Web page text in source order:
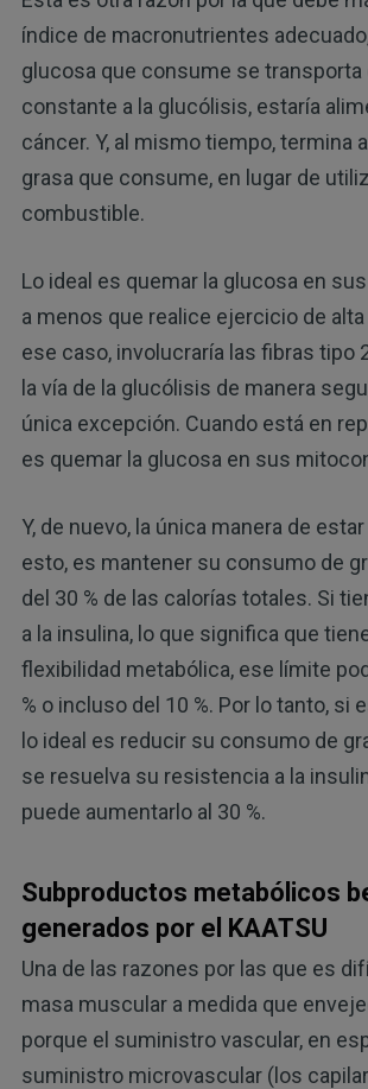
índice de macronutrientes
glucosa que consume se transporta
constante a la glucólisis, estaría
cáncer. Y, al mismo tiempo, termina
grasa que consume, en lugar de
combustible.
Lo ideal es quemar la glucosa en
a menos que realice ejercicio de
ese caso, involucraría las fibras tipo
la vía de la glucólisis de manera
única excepción. Cuando está en
es quemar la glucosa en sus
Y, de nuevo, la única manera de
esto, es mantener su consumo de
del 30 % de las calorías totales. Si
a la insulina, lo que significa que
flexibilidad metabólica, ese límite
% o incluso del 10 %. Por lo tanto, si
lo ideal es reducir su consumo de
se resuelva su resistencia a la
puede aumentarlo al 30 %.
Subproductos metabólicos
generados por el KAATSU
Una de las razones por las que es
masa muscular a medida que
porque el suministro vascular, en
suministro microvascular (los